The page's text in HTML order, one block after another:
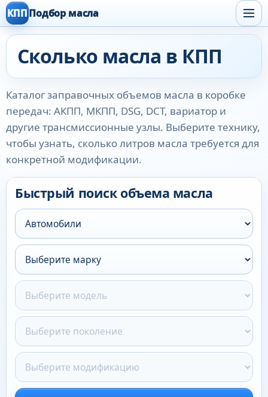
КПППодбор масла
Сколько масла в КПП
Каталог заправочных объемов масла в коробке
передач: АКПП, МКПП, DSG, DCT, вариатор и
другие трансмиссионные узлы. Выберите технику,
чтобы узнать, сколько литров масла требуется для
конкретной модификации.
Быстрый поиск объема масла